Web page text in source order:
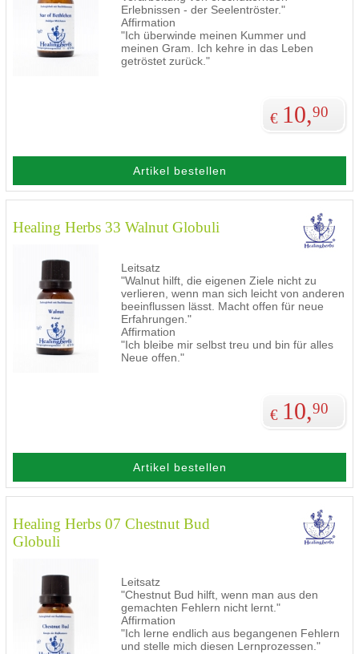
Erlebnissen - der Seelentröster."
Affirmation
"Ich überwinde meinen Kummer und
meinen Gram. Ich kehre in das Leben
getröstet zurück."
€ 10,90
Artikel bestellen
Healing Herbs 33 Walnut Globuli
Leitsatz
"Walnut hilft, die eigenen Ziele nicht zu
verlieren, wenn man sich leicht von anderen
beeinflussen lässt. Macht offen für neue
Erfahrungen."
Affirmation
"Ich bleibe mir selbst treu und bin für alles
Neue offen."
€ 10,90
Artikel bestellen
Healing Herbs 07 Chestnut Bud
Globuli
Leitsatz
"Chestnut Bud hilft, wenn man aus den
gemachten Fehlern nicht lernt."
Affirmation
"Ich lerne endlich aus begangenen Fehlern
und stelle mich diesen Lernprozessen."